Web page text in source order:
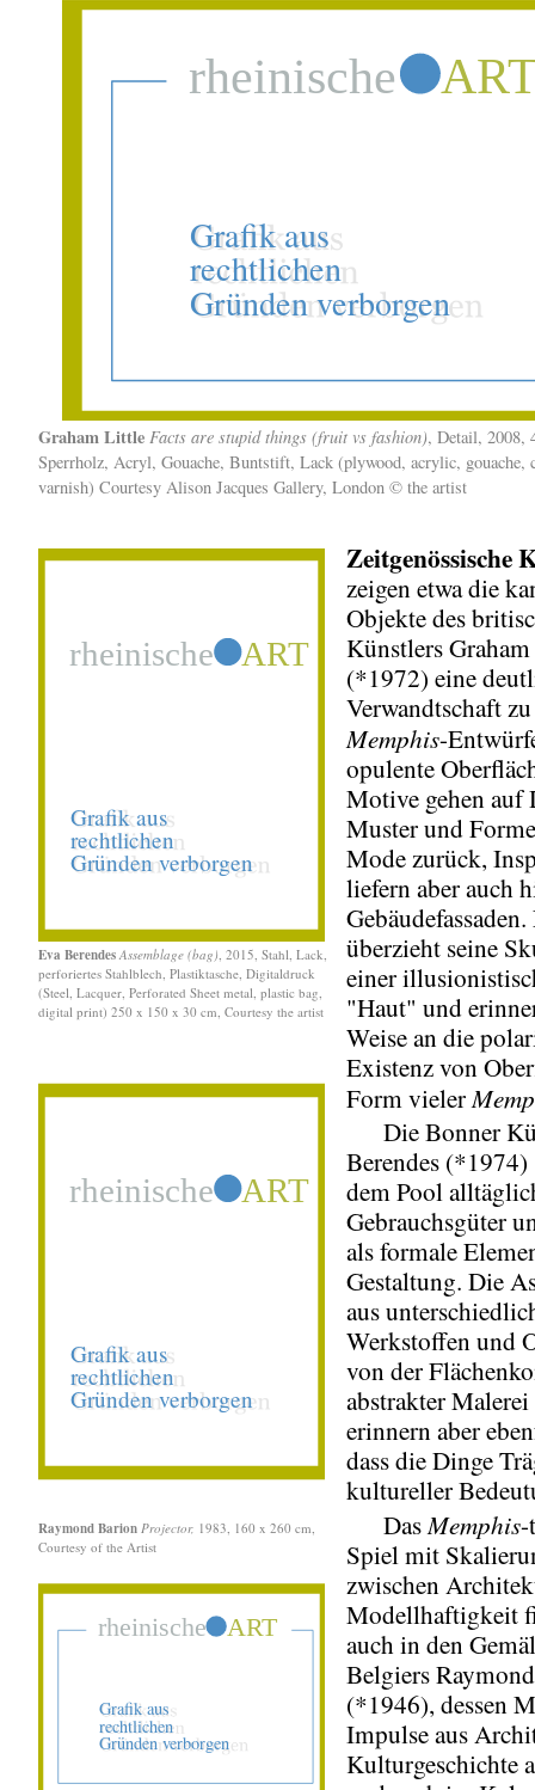
Graham Little Facts are stupid things (fruit vs fashion), Detail, 2008,
Sperrholz, Acryl, Gouache, Buntstift, Lack (plywood, acrylic, gouache,
varnish) Courtesy Alison Jacques Gallery, London © the artist
Eva BerendesAssemblage (bag) , 2015, Stahl, Lack,
perforiertes Stahlblech, Plastiktasche, Digitaldruck
(Steel, Lacquer, Perforated Sheet metal, plastic bag,
digital print) 250 x 150 x 30 cm, Courtesy the artist
Raymond Barion Projector, 1983, 160 x 260 cm,
Courtesy of the Artist
Zeitgenössische
zeigen etwa die
Objekte des
Künstlers
(*1972) eine
Verwandtschaft
Memphis-
opulente
Motive gehen auf
Muster und
Mode zurück,
liefern aber auch
überzieht seine
einer
"Haut" und
Weise an die
Existenz von
Form vieler
Die Bonner
Berendes (*1974)
dem Pool
Gebrauchsgüter
als formale
Gestaltung. Die
aus
Werkstoffen und
von der
abstrakter
erinnern aber
dass die Dinge
kultureller
Das Memphis-
Spiel mit
zwischen
Modellhaftigkeit
auch in den
Belgiers
(*1946), dessen
Impulse aus
Kulturgeschichte